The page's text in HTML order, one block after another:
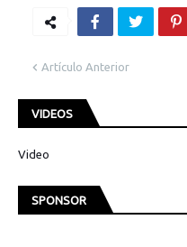
Artículo Anterior
VIDEOS
Video
SPONSOR